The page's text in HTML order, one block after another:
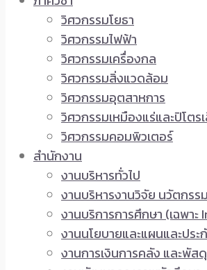
วิศวกรรมโยธา
วิศวกรรมไฟฟ้า
วิศวกรรมเครื่องกล
วิศวกรรมสิ่งแวดล้อม
วิศวกรรมอุตสาหการ
วิศวกรรมเหมืองแร่และปิโตร
วิศวกรรมคอมพิวเตอร์
สำนักงาน
งานบริหารทั่วไป
งานบริหารงานวิจัย นวัตกรร
งานบริการการศึกษา (เฉพาะ
งานนโยบายและแผนและปร
งานการเงินการคลัง และพัสดุ